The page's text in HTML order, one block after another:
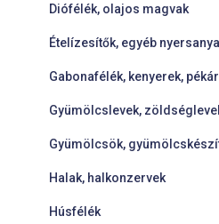
Diófélék, olajos magvak
Ételízesítők, egyéb
Gabonafélék, kenyerek,
Gyümölcslevek,
Gyümölcsök,
Halak, halkonzervek
Húsfélék